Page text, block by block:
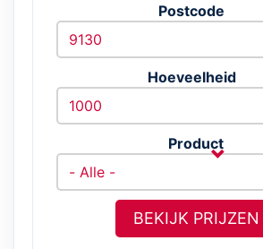
Postcode
Hoeveelheid
Product
BEKIJK PRIJZEN